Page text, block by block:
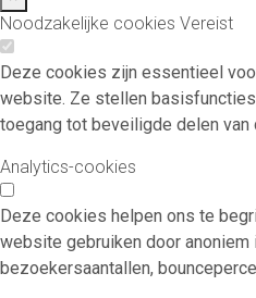
Noodzakelijke cookies Vereist
Deze cookies zijn essentieel
website. Ze stellen
toegang tot beveiligde delen
Analytics-cookies
Deze cookies helpen ons te
website gebruiken door
bezoekersaantallen,